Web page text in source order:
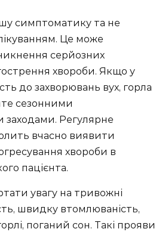
симптоматику та не
Це може
серйозних
хвороби. Якщо у
до захворювань вух, горла
сезонними
заходами. Регулярне
вчасно виявити
хвороби в
пацієнта.
увагу на тривожні
швидку втомлюваність,
поганий сон. Такі прояви